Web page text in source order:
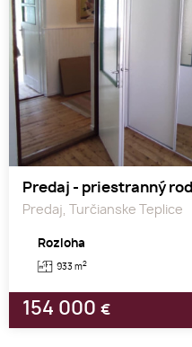
Predaj - priestranný
Predaj, Turčianske Teplice
Rozloha
933 m2
154 000 €